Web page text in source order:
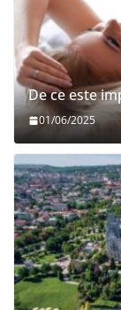
De ce este
01/06/2025